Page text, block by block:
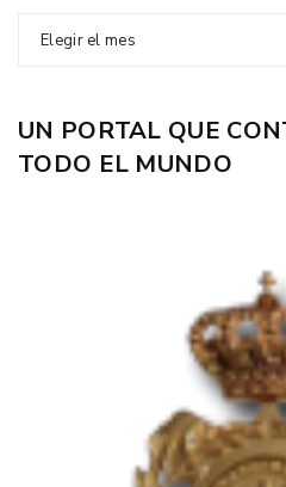
Elegir el mes
UN PORTAL QUE
TODO EL MUNDO